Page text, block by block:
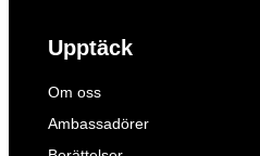
Upptäck
Om oss
Ambassadörer